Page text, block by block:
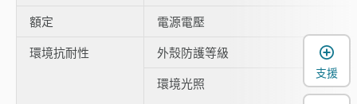
額定
電源電壓
環境抗耐性
外殼防護等級
環境光照
支援